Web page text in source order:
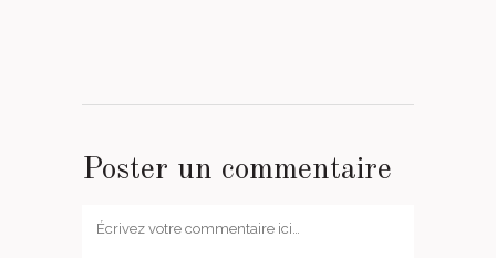
Poster un commentaire